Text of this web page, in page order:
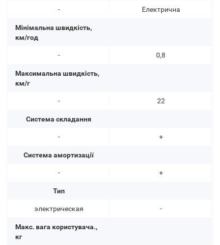
-
Мінімальна швидкість,
км/год
-
Максимальна швидкість,
км/г
-
Система складання
-
Система амортизації
-
Тип
электрическая
Макс. вага користувача.,
кг
Електрична
0,8
22
+
+
-